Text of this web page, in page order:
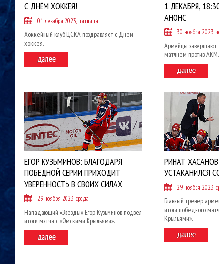
С ДНЁМ ХОККЕЯ!
01 декабря 2023, пятница
Хоккейный клуб ЦСКА поздравляет с Днём
хоккея.
1 ДЕКАБРЯ,
АНОНС
30 ноября 2023,
Армейцы
матчнем против АКМ.
ЕГОР КУЗЬМИНОВ: БЛАГОДАРЯ
ПОБЕДНОЙ СЕРИИ ПРИХОДИТ
УВЕРЕННОСТЬ В СВОИХ СИЛАХ
29 ноября 2023, среда
Нападающий «Звезды» Егор Кузьминов подвёл
итоги матча с «Омскими Крыльями».
РИНАТ
УСТАКАНИЛСЯ
29 ноября 2023,
Главный тренер
итоги победного
Крыльями».